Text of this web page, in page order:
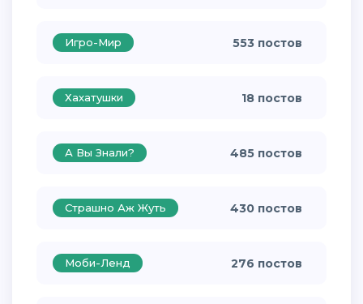
Игро-Мир 553 постов
Хахатушки 18 постов
А Вы Знали? 485 постов
Страшно Аж Жуть 430 постов
Моби-Ленд 276 постов